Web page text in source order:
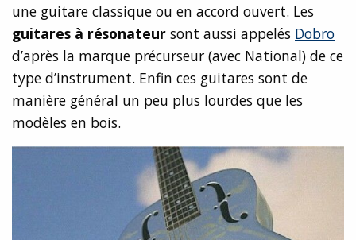
une guitare classique ou en accord ouvert. Les
guitares à résonateur sont aussi appelés Dobro
d’après la marque précurseur (avec National) de ce
type d’instrument. Enfin ces guitares sont de
manière général un peu plus lourdes que les
modèles en bois.